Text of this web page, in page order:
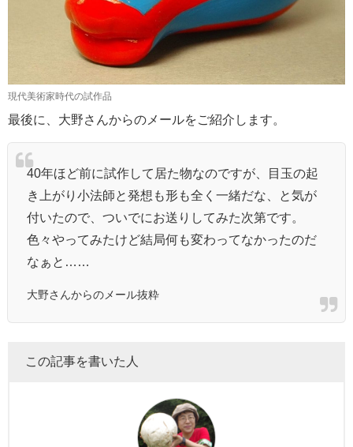
現代美術家時代の試作品
最後に、大野さんからのメールをご紹介します。
40年ほど前に試作して居た物なのですが、目玉の起
き上がり小法師と発想も形も全く一緒だな、と気が
付いたので、ついでにお送りしてみた次第です。
色々やってみたけど結局何も変わってなかったのだ
なぁと……
大野さんからのメール抜粋
この記事を書いた人